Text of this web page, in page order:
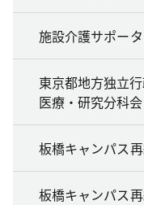
施設介護サポー
東京都地方独立
医療・研究分科会
板橋キャンパス
板橋キャンパス